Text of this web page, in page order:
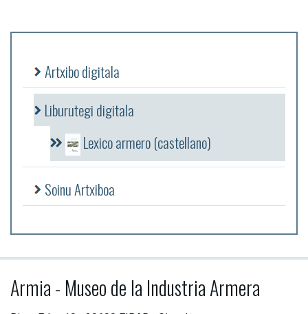
Artxibo digitala
Liburutegi digitala
Lexico armero (castellano)
Soinu Artxiboa
Armia - Museo de la Industria Armera